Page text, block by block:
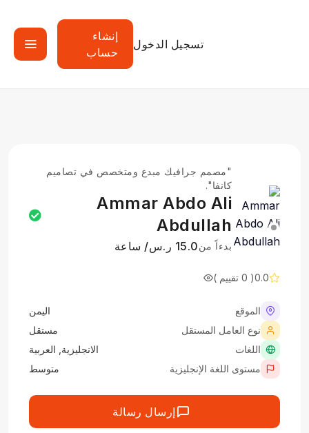
تسجيل الدخول
إنشاء
حساب
"مصمم جرافيك مبدع ومتخصص في تصاميم
كانفا".
Ammar Abdo Ali
Abdullah
بدءاً من15.0 ر.س/ ساعة
0.0( 0 تقييم )
الموقع
اليمن
نوع العامل المستقل
مستقل
اللغات
الانجليزية, العربية
مستوى اللغة الإنجليزية
متوسط
إرسال رسالة